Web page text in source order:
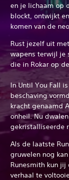
en je lichaam op
blockt, ontwijkt
komen van de
Rust jezelf uit
wapens terwijl je
die in Rokar op
In Until You Fall
beschaving
kracht genaamd
onheil. Nu
gekristalliseerde
Als de laatste
gruwelen nog
Runesmith kun
verhaal te